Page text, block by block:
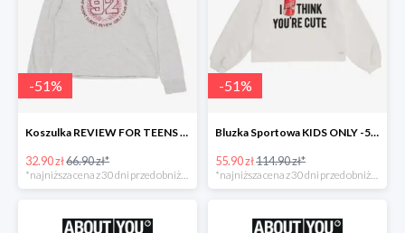
-51%
Koszulka REVIEW FOR TEENS -51%
32.90 zł66.90 zł*
*najniższa cena z 30 dni przed obniżką
-51%
Bluzka Sportowa KIDS ONLY -51%
55.90 zł114.90 zł*
*najniższa cena z 30 dni przed obniżką